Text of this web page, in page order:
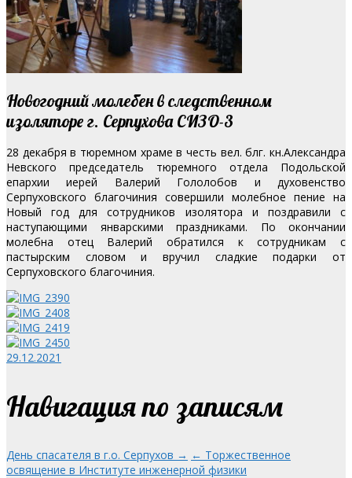
Новогодний молебен в следственном
изоляторе г. Серпухова СИЗО-3
28 декабря в тюремном храме в честь вел. блг. кн.Александра
Невского председатель тюремного отдела Подольской
епархии иерей Валерий Гололобов и духовенство
Серпуховского благочиния совершили молебное пение на
Новый год для сотрудников изолятора и поздравили с
наступающими январскими праздниками. По окончании
молебна отец Валерий обратился к сотрудникам с
пастырским словом и вручил сладкие подарки от
Серпуховского благочиния.
29.12.2021
Навигация по записям
День спасателя в г.о. Серпухов → ← Торжественное
освящение в Институте инженерной физики